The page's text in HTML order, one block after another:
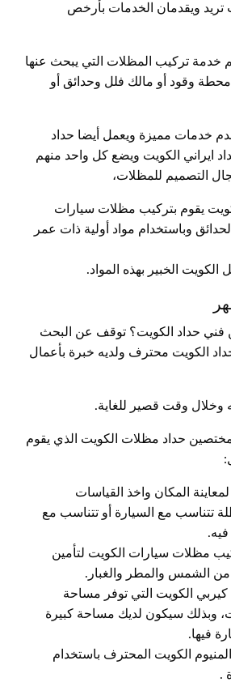
ويقدمان الخدمات بأرخص
خدمة تركيب المظلات التي يبحث عنها
وقود أو مالك فلل وحدائق أو
خدمات مميزة ويعمل أيضا حداد
ايراني الكويت ويضع كل واحد منهم
التصميم للمظلات،
يقوم بتركيب مظلات سيارات
وباستخدام مواد أولية ذات عمر
الخبير بهذه المواد.
حداد الكويت؟ توقف عن البحث
الكويت محترف ولديه خبرة بأعمال
وخلال وقت قصير للغاية.
حداد مظلات الكويت الذي يقوم
المكان واخذ القياسات
تتناسب مع السيارة أو تتناسب مع
مظلات سيارات الكويت لتأمين
من الشمس والمطر والغبار.
الكويت التي توفر مساحة
وبذلك سيكون لديك مساحة كبيرة
فيها.
الكويت المحترف باستخدام
.